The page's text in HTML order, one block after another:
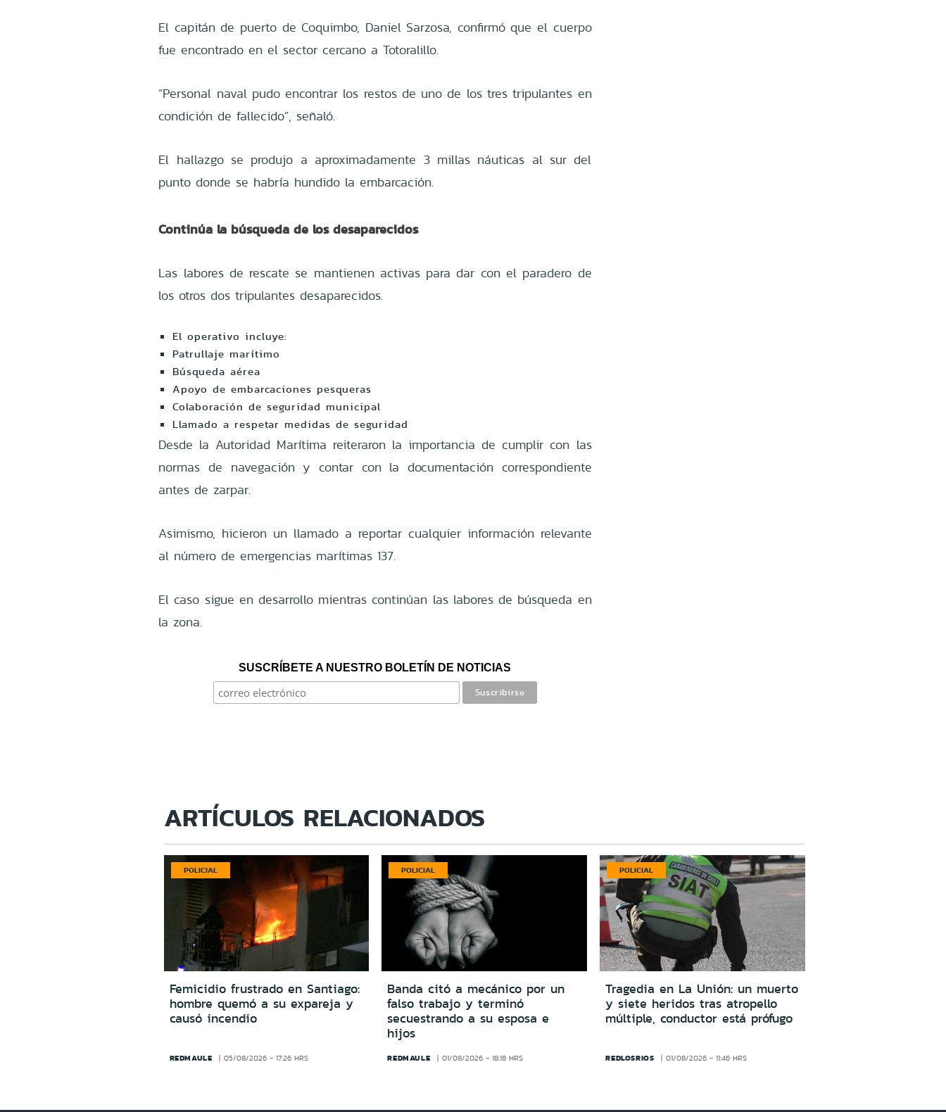
El capitán de puerto de Coquimbo, Daniel Sarzosa, confirmó que el cuerpo
fue encontrado en el sector cercano a Totoralillo.
“Personal naval pudo encontrar los restos de uno de los tres tripulantes en
condición de fallecido”, señaló.
El hallazgo se produjo a aproximadamente 3 millas náuticas al sur del
punto donde se habría hundido la embarcación.
Continúa la búsqueda de los desaparecidos
Las labores de rescate se mantienen activas para dar con el paradero de
los otros dos tripulantes desaparecidos.
El operativo incluye:
Patrullaje marítimo
Búsqueda aérea
Apoyo de embarcaciones pesqueras
Colaboración de seguridad municipal
Llamado a respetar medidas de seguridad
Desde la Autoridad Marítima reiteraron la importancia de cumplir con las
normas de navegación y contar con la documentación correspondiente
antes de zarpar.
Asimismo, hicieron un llamado a reportar cualquier información relevante
al número de emergencias marítimas 137.
El caso sigue en desarrollo mientras continúan las labores de búsqueda en
la zona.
SUSCRÍBETE A NUESTRO BOLETÍN DE NOTICIAS
ARTÍCULOS RELACIONADOS
POLICIAL
Femicidio frustrado en Santiago:
hombre quemó a su expareja y
causó incendio
REDMAULE 05/08/2026 - 17:26 HRS
POLICIAL
Banda citó a mecánico por un
falso trabajo y terminó
secuestrando a su esposa e
hijos
REDMAULE 01/08/2026 - 18:18 HRS
POLICIAL
Tragedia en La Unión: un muerto
y siete heridos tras atropello
múltiple, conductor está prófugo
REDLOSRIOS 01/08/2026 - 11:46 HRS